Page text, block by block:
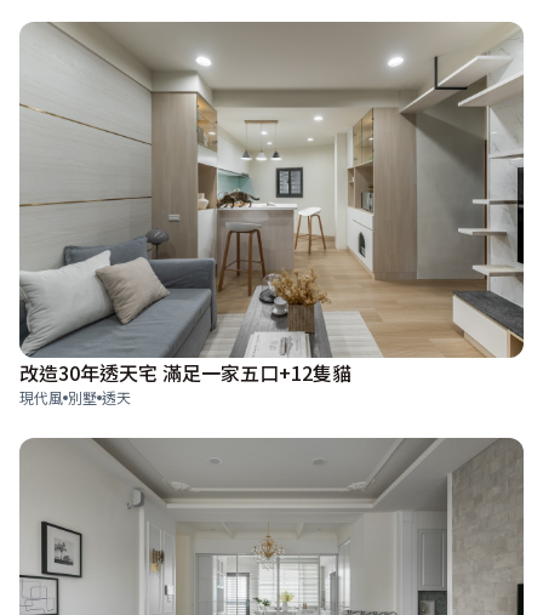
改造30年透天宅 滿足一家五口+12隻貓
現代風 別墅 透天